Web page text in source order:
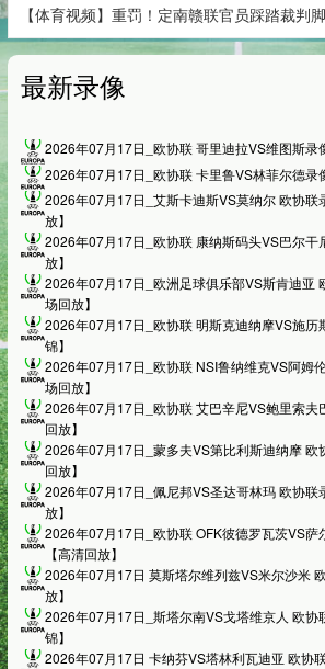
【体育视频】重罚！定南赣联官员踩踏裁判
最新录像
2026年07月17日_欧协联 哥里迪拉VS维图斯录
2026年07月17日_欧协联 卡里鲁VS林菲尔德录
2026年07月17日_艾斯卡迪斯VS莫纳尔 欧协联
放】
2026年07月17日_欧协联 康纳斯码头VS巴尔干
放】
2026年07月17日_欧洲足球俱乐部VS斯肯迪亚
场回放】
2026年07月17日_欧协联 明斯克迪纳摩VS施历
锦】
2026年07月17日_欧协联 NSI鲁纳维克VS阿姆
场回放】
2026年07月17日_欧协联 艾巴辛尼VS鲍里索夫
回放】
2026年07月17日_蒙多夫VS第比利斯迪纳摩 欧
回放】
2026年07月17日_佩尼邦VS圣达哥林玛 欧协联
放】
2026年07月17日_欧协联 OFK彼德罗瓦茨VS萨
【高清回放】
2026年07月17日 莫斯塔尔维列兹VS米尔沙米
放】
2026年07月17日_斯塔尔南VS戈塔维京人 欧协
锦】
2026年07月17日 卡纳芬VS塔林利瓦迪亚 欧协